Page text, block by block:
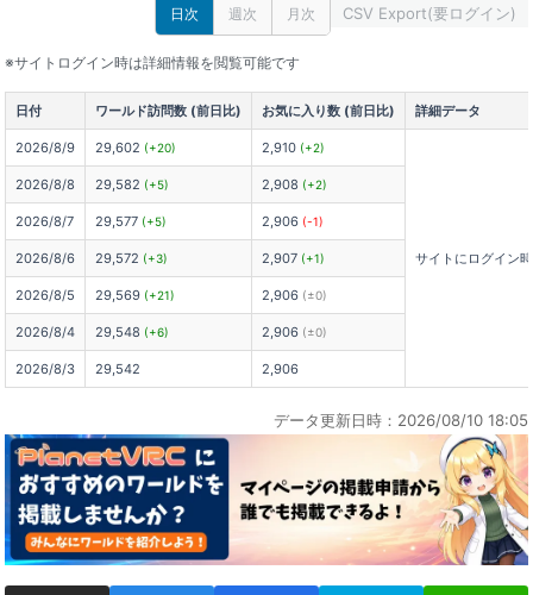
日次 週次 月次 CSV Export(要ログイン)
※サイトログイン時は詳細情報を閲覧可能です
日付 ワールド訪問数 (前日比) お気に入り数 (前日比) 詳細データ
2026/8/9 29,602 (+20) 2,910 (+2)
サイトにログイン
2026/8/8 29,582 (+5) 2,908 (+2)
2026/8/7 29,577 (+5) 2,906 (-1)
2026/8/6 29,572 (+3) 2,907 (+1)
2026/8/5 29,569 (+21) 2,906 (±0)
2026/8/4 29,548 (+6) 2,906 (±0)
2026/8/3 29,542 2,906
データ更新日時：2026/08/10 18:05